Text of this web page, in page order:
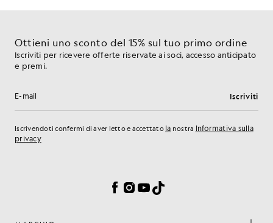
Ottieni uno sconto del 15% sul tuo primo ordine
Iscriviti per ricevere offerte riservate ai soci, accesso anticipato
e premi.
Indirizzo e-mail Iscriviti
Iscrivendoti confermi di aver letto e accettato la nostra Informativa sulla
privacy
Facebook
Instagram
YouTube
TikTok